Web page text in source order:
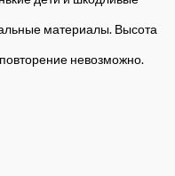
материалы. Высота
невозможно.